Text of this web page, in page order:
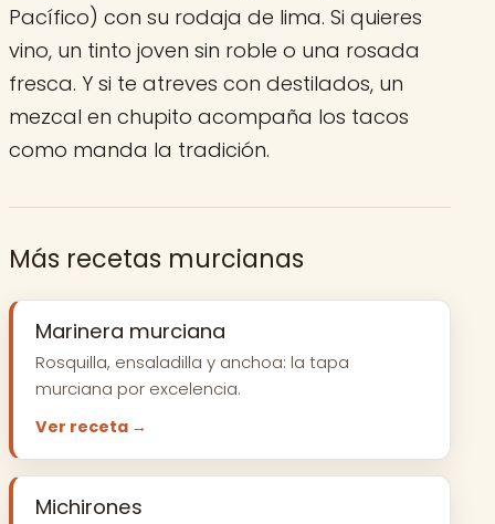
Pacífico) con su rodaja de lima. Si quieres
vino, un tinto joven sin roble o una rosada
fresca. Y si te atreves con destilados, un
mezcal en chupito acompaña los tacos
como manda la tradición.
Más recetas murcianas
Marinera murciana
Rosquilla, ensaladilla y anchoa: la tapa
murciana por excelencia.
Ver receta →
Michirones